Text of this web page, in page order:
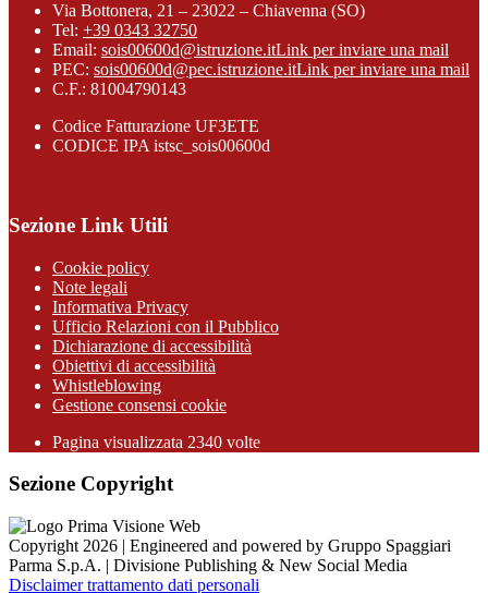
Via Bottonera, 21 – 23022 – Chiavenna (SO)
Tel: +39 0343 32750
Email: sois00600d@istruzione.itLink per inviare una mail
PEC: sois00600d@pec.istruzione.itLink per inviare una mail
C.F.: 81004790143
Codice Fatturazione UF3ETE
CODICE IPA istsc_sois00600d
Sezione Link Utili
Cookie policy
Note legali
Informativa Privacy
Ufficio Relazioni con il Pubblico
Dichiarazione di accessibilità
Obiettivi di accessibilità
Whistleblowing
Gestione consensi cookie
Pagina visualizzata 2340 volte
Sezione Copyright
Copyright 2026 | Engineered and powered by Gruppo Spaggiari
Parma S.p.A. | Divisione Publishing & New Social Media
Disclaimer trattamento dati personali